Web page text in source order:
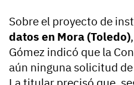
Sobre el proyecto de
datos en Mora (Toledo)
Gómez indicó que la
aún ninguna solicitud